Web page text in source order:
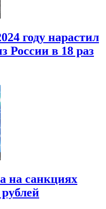
году нарастил
России в 18 раз
на санкциях